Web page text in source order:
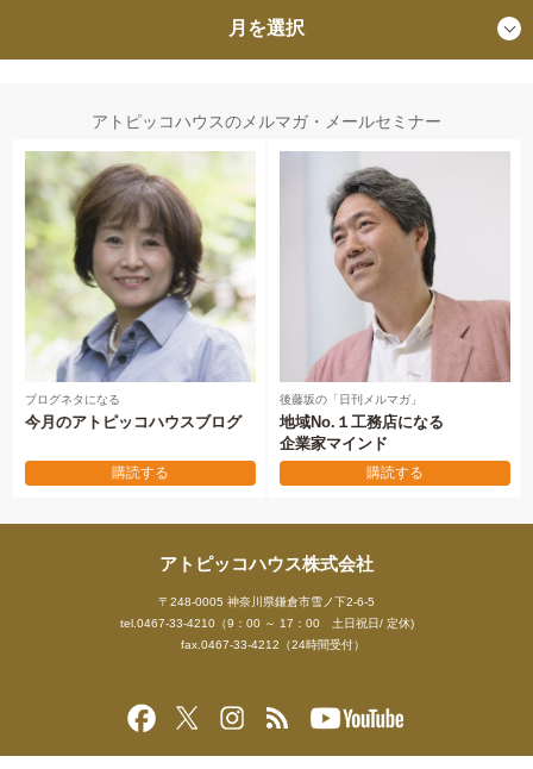
月を選択
アトピッコハウスのメルマガ・メールセミナー
ブログネタになる
今月のアトピッコハウスブログ
購読する
後藤坂の「日刊メルマガ」
地域No.１工務店になる
企業家マインド
購読する
アトピッコハウス株式会社
〒248-0005 神奈川県鎌倉市雪ノ下2-6-5
tel.0467-33-4210（9：00 ～ 17：00 土日祝日/ 定休)
fax.0467-33-4212（24時間受付）